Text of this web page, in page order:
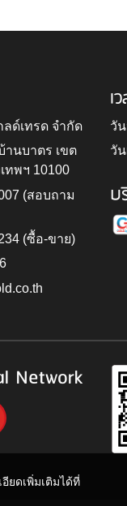
ด์เทรด จำกัด
านบาตร เขต
ทพฯ 10100
(สอบถาม
(ซื้อ-ขาย)
เ
วั
วัน
บ
Network
ยดเพิ่มเติมได้ที่